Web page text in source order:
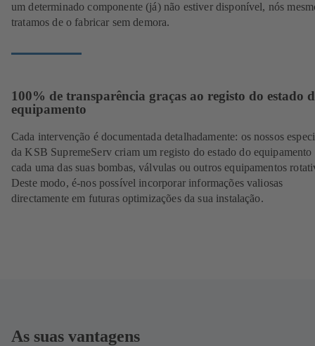
um determinado componente (já) não estiver disponível, nós
tratamos de o fabricar sem demora.
100% de transparência graças ao registo do estado
equipamento
Cada intervenção é documentada detalhadamente: os nossos
da KSB SupremeServ criam um registo do estado do equipamento
cada uma das suas bombas, válvulas ou outros equipamentos
Deste modo, é-nos possível incorporar informações valiosas
directamente em futuras optimizações da sua instalação.
As suas vantagens